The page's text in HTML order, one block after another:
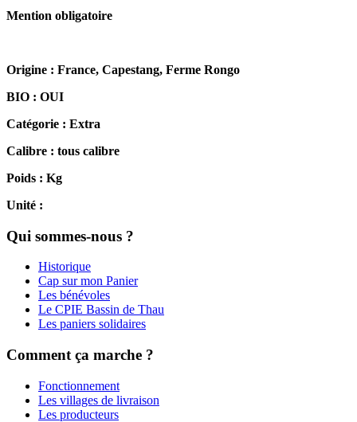
Mention obligatoire
Origine : France, Capestang, Ferme Rongo
BIO : OUI
Catégorie : Extra
Calibre : tous calibre
Poids : Kg
Unité :
Qui sommes-nous ?
Historique
Cap sur mon Panier
Les bénévoles
Le CPIE Bassin de Thau
Les paniers solidaires
Comment ça marche ?
Fonctionnement
Les villages de livraison
Les producteurs